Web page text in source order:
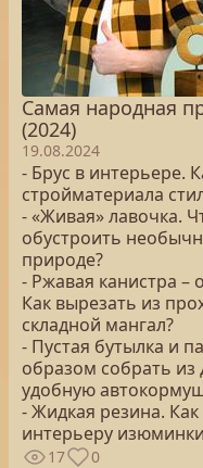
Самая народная
(2024)
19.08.2024
- Брус в интерьере.
стройматериала
- «Живая» лавочка.
обустроить
природе?
- Ржавая канистра –
Как вырезать из
складной мангал?
- Пустая бутылка и
образом собрать из
удобную
- Жидкая резина.
интерьеру
17 0